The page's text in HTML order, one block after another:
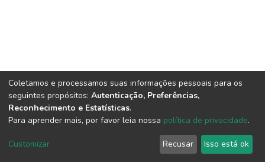
DSpace software copyright © 2002-2026 LYRASIS
Cookie
End User
Agreement
Send
Feedback
Coletamos e processamos suas informações pessoais para os
seguintes propósitos: Autenticação, Preferências,
Reconhecimento e Estatísticas.
Para aprender mais, por favor leia nossa política de privacidade.
Customizar Recusar Isso está ok